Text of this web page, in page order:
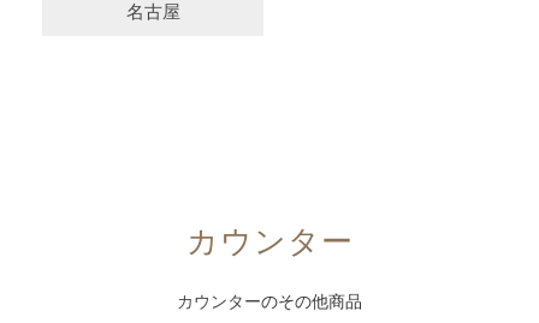
名古屋
カウンター
カウンターのその他商品